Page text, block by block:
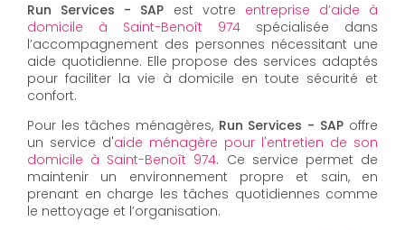
Run Services - SAP est votre entreprise d’aide à
domicile à Saint-Benoît 974 spécialisée dans
l’accompagnement des personnes nécessitant une
aide quotidienne. Elle propose des services adaptés
pour faciliter la vie à domicile en toute sécurité et
confort.
Pour les tâches ménagères, Run Services - SAP offre
un service d'aide ménagère pour l'entretien de son
domicile à Saint-Benoît 974. Ce service permet de
maintenir un environnement propre et sain, en
prenant en charge les tâches quotidiennes comme
le nettoyage et l’organisation.